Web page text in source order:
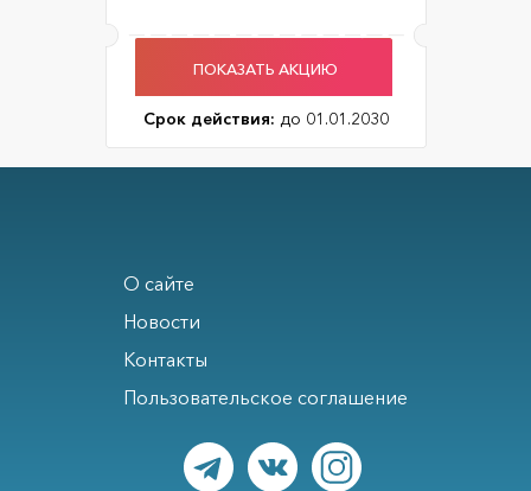
ПОКАЗАТЬ АКЦИЮ
Срок действия: до 01.01.2030
О сайте
Новости
Контакты
Пользовательское соглашение